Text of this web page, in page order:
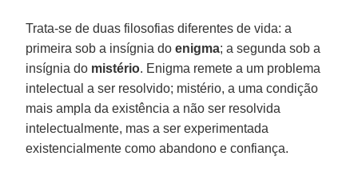
Trata-se de duas filosofias diferentes de vida: a
primeira sob a insígnia doenigma; a segunda sob a
insígnia do mistério. Enigma remete a um problema
intelectual a ser resolvido; mistério, a uma condição
mais ampla da existência a não ser resolvida
intelectualmente, mas a ser experimentada
existencialmente como abandono e confiança.